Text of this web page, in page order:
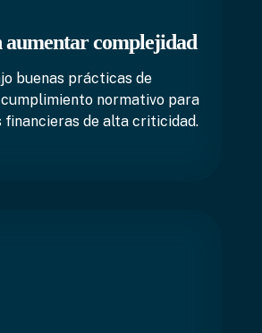
aumentar complejidad
buenas prácticas de
normativo para
financieras de alta criticidad.